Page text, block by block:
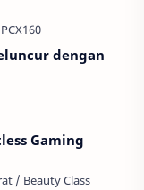
dengan
Gaming